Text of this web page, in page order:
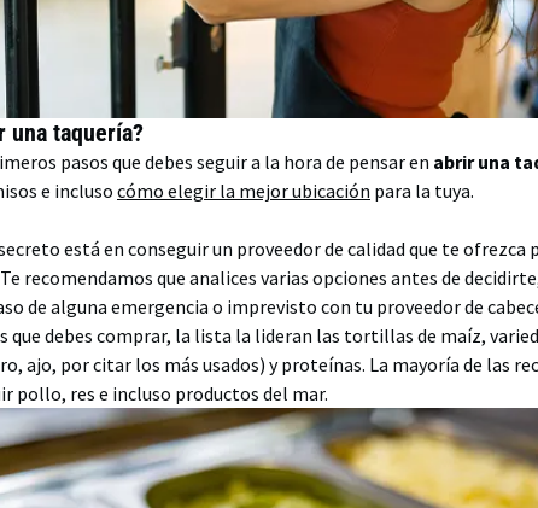
una taquería?
pasos que debes seguir a la hora de pensar en abrir una
e incluso cómo elegir la mejor ubicación para la tuya.
está en conseguir un proveedor de calidad que te ofrezca
recomendamos que analices varias opciones antes de
de alguna emergencia o imprevisto con tu proveedor de
que debes comprar, la lista la lideran las tortillas de maíz,
ajo, por citar los más usados) y proteínas. La mayoría de las
pollo, res e incluso productos del mar.